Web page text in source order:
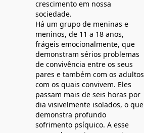
crescimento em nossa
sociedade.
Há um grupo de meninas e
meninos, de 11 a 18 anos,
frágeis emocionalmente, que
demonstram sérios problemas
de convivência entre os seus
pares e também com os adultos
com os quais convivem. Eles
passam mais de seis horas por
dia visivelmente isolados, o que
demonstra profundo
sofrimento psíquico. A esse